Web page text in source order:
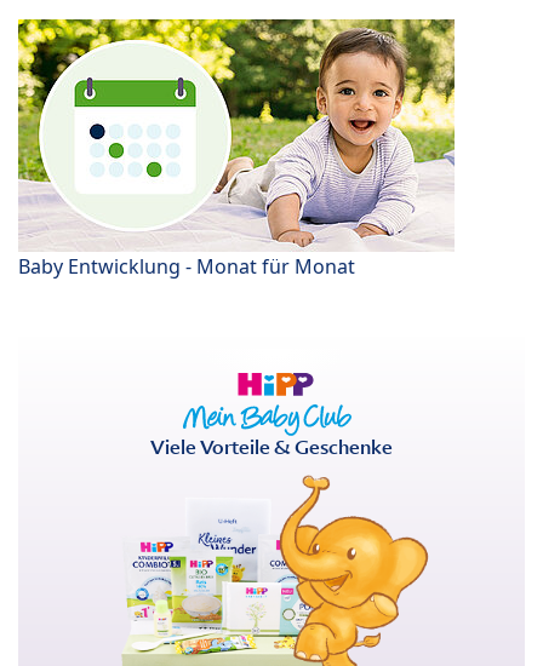
Baby Entwicklung - Monat für Monat
Viele Vorteile & Geschenke